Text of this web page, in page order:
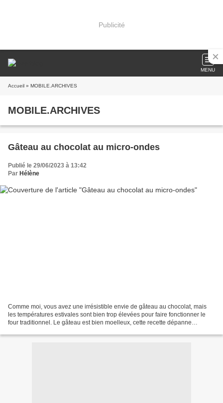
Publicité
MENU
Accueil » MOBILE.ARCHIVES
MOBILE.ARCHIVES
Gâteau au chocolat au micro-ondes
Publié le 29/06/2023 à 13:42
Par Hélène
Comme moi, vous avez une irrésistible envie de gâteau au chocolat, mais
les températures estivales sont bien trop élevées pour faire fonctionner le
four traditionnel. Le gâteau est bien moelleux, cette recette dépanne